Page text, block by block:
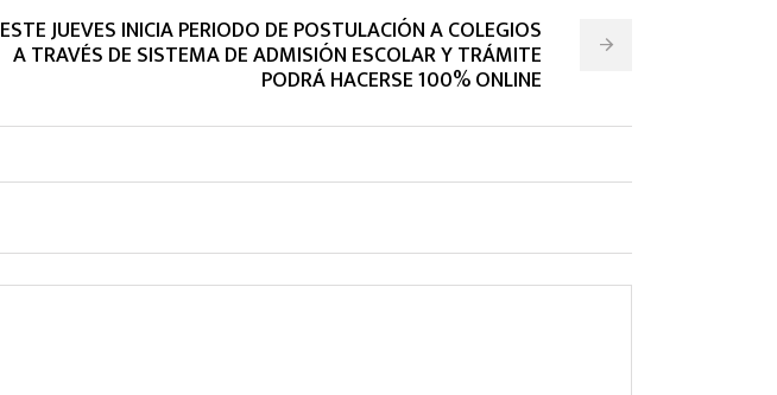
ESTE JUEVES INICIA PERIODO DE POSTULACIÓN A COLEGIOS
A TRAVÉS DE SISTEMA DE ADMISIÓN ESCOLAR Y TRÁMITE
PODRÁ HACERSE 100% ONLINE